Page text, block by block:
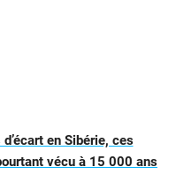
en Sibérie, ces
vécu à 15 000 ans